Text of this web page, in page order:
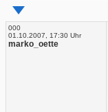
000
01.10.2007, 17:30 Uhr
marko_oette